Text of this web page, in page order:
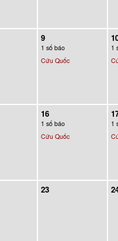
9
1 số báo
Cứu Quốc
1
16
1 số báo
Cứu Quốc
1
23